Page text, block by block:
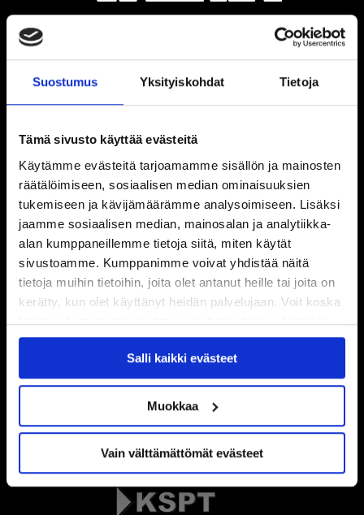
Suostumus Yksityiskohdat Tietoja
Tämä sivusto käyttää evästeitä
Käytämme evästeitä tarjoamamme sisällön ja mainosten
räätälöimiseen, sosiaalisen median ominaisuuksien
tukemiseen ja kävijämäärämme analysoimiseen. Lisäksi
jaamme sosiaalisen median, mainosalan ja analytiikka-
alan kumppaneillemme tietoja siitä, miten käytät
sivustoamme. Kumppanimme voivat yhdistää näitä
tietoja muihin tietoihin, joita olet antanut heille tai joita on
kerätty, kun olet käyttänyt heidän palvelujaan. Voit koska
tahansa kumota tai muuttaa suostumustasi evästeiden
käytöstäEvästeet-sivultamme.
Salli kaikki evästeet
Muokkaa
Vain välttämättömät evästeet